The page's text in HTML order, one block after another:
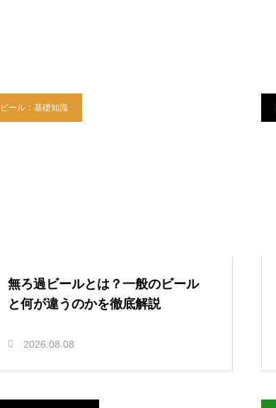
ビール：基礎知識
無ろ過ビールとは？一般のビール
と何が違うのかを徹底解説
2026.08.08